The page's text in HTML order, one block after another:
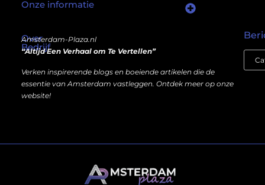
Over
Bedrijf
Amsterdam-Plaza.nl
“Altijd Een Verhaal om Te Vertellen”
Verken inspirerende blogs en boeiende artikelen die de
essentie van Amsterdam vastleggen. Ontdek meer op onze
website!
Onze informatie